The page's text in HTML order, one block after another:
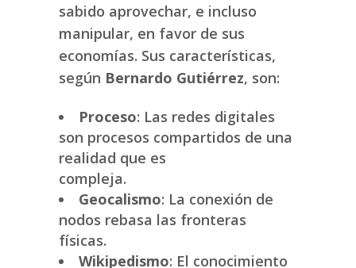
sabido aprovechar, e incluso
manipular, en favor de sus
economías. Sus características,
según Bernardo Gutiérrez, son:
Proceso: Las redes digitales
son procesos compartidos de una
realidad que es
compleja.
Geocalismo: La conexión de
nodos rebasa las fronteras
físicas.
Wikipedismo: El conocimiento